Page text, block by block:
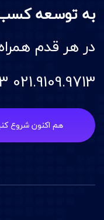
به توسعه کسب
در هر قدم
021.9109.9713 021.3325.9713
هم اکنون شروع